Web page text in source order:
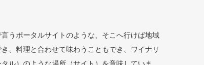
うポータルサイトのような、そこへ行けば地域
、料理と合わせて味わうこともでき、ワイナリ
ル）のような場所（サイト）を意味していま